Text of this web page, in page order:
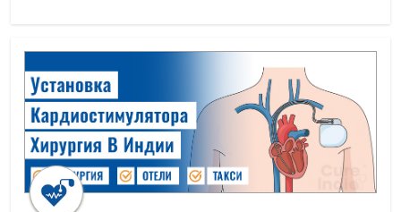
Пересадка костного мозга
Операция Анального Свища
Отслоение Сетчатки
Бесплодие у женщин
Все на 6 имплантация
Болезнь Пейрони Лечение